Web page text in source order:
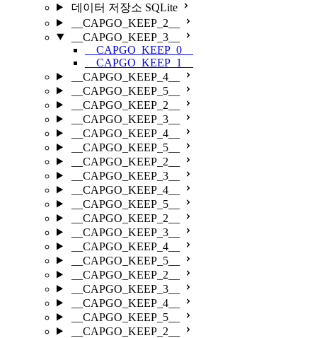
데이터 저장소 SQLite
__CAPGO_KEEP_2__
__CAPGO_KEEP_3__
__CAPGO_KEEP_0__
__CAPGO_KEEP_1__
__CAPGO_KEEP_4__
__CAPGO_KEEP_5__
__CAPGO_KEEP_2__
__CAPGO_KEEP_3__
__CAPGO_KEEP_4__
__CAPGO_KEEP_5__
__CAPGO_KEEP_2__
__CAPGO_KEEP_3__
__CAPGO_KEEP_4__
__CAPGO_KEEP_5__
__CAPGO_KEEP_2__
__CAPGO_KEEP_3__
__CAPGO_KEEP_4__
__CAPGO_KEEP_5__
__CAPGO_KEEP_2__
__CAPGO_KEEP_3__
__CAPGO_KEEP_4__
__CAPGO_KEEP_5__
__CAPGO_KEEP_2__